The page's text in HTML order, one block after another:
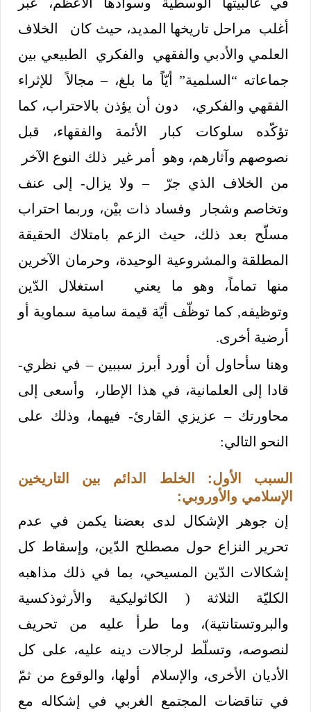
أغلب مراحل تاريخها المديد، حيث كان الخلاف
العلمي والأدبي والفقهي والفكري الطبيعي بين
جماعاته “السلمية” أيّاً ما بلغ، – مجالاً للإثراء
الفقهي والفكري، دون أن يؤذن بالاحتراب، كما
تؤكّده سلوكات كبار الأئمة والفقهاء، قبل
نصوصهم وآثارهم، وهو أمر غير ذلك النوع الآخر
من الخلاف الذي جرّ – ولا يزال- إلى عنف
وتخاصم وشجار وفساد ذات بيْن، وربما احتراب
مسلّح بعد ذلك، حيث الزعم بامتلاك الحقيقة
المطلقة والمشروعية الوحيدة، وحرمان الآخرين
منها تماماً، وهو ما يعني استغلال الدّين
وتوظيفه, كما توظّف أيّة قيمة سامية سماوية أو
أرضية أخرى.
وهنا سأحاول أن أورد أبرز سببين – في نظري-
قادا إلى العلمانية، في هذا الإطار، وأسعى إلى
محاورتك – عزيزي القارئ- فيهما، وذلك على
النحو التالي:
السبب الأول: الخلط الدائم بين التاريخين
الإسلامي والأوروبي:
إن جوهر الإشكال لدى بعضنا يكمن في عدم
تحرير النزاع حول مصطلح الدّين، وإسقاط كل
إشكالات الدّين المسيحي، بما في ذلك مذاهبه
الكليّة الثلاثة ( الكاثوليكية والأرثوذكسية
والبروتستانتية)، وما طرأ عليه من تحريف
لنصوصه، وتسلّط لرجالات دينه عليه، على كل
الأديان الأخرى، والإسلام أولها، والوقوع من ثمّ
في تناقضات المجتمع الغربي في إشكاله مع